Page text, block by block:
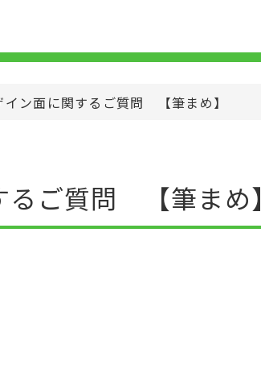
イン面に関するご質問 【筆まめ】
ご質問 【筆まめ】